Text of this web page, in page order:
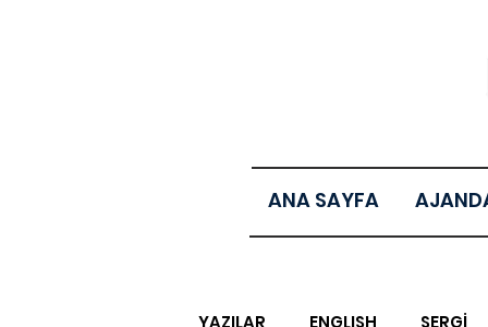
ANA SAYFA
YAZILAR ENGLISH SERGİ